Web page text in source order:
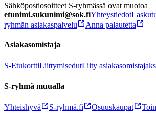
Sähköpostiosoitteet S-ryhmässä ovat muotoa
etunimi.sukunimi@sok.fiYhteystiedot
ryhmän asiakaspalvelu
Anna palautetta
Asiakasomistaja
S-EtukorttiLiittymisedutLiity
S-ryhmä muualla
Yhteishyvä S-ryhmä.fi Osuuskaupat